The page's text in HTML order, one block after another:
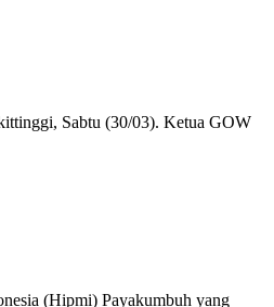
Sabtu (30/03). Ketua GOW
(Hipmi) Payakumbuh yang